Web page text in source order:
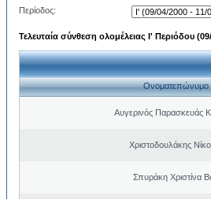
Περίοδος:
Τελευταία σύνθεση ολομέλειας Ι' Περιόδου
Ονοματεπώνυμο
Αυγερινός Παρασκευάς
Χριστοδουλάκης
Σπυράκη Χριστίνα